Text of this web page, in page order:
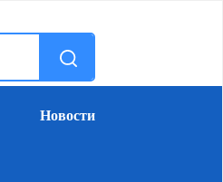
Новости